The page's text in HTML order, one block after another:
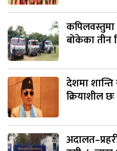
कपिलवस्तुमा
बोकेका तीन
देशमा
क्रियाशील छः